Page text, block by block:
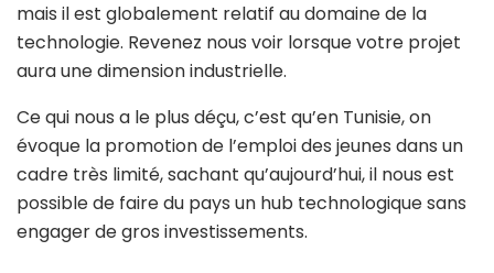
mais il est globalement relatif au domaine de la
technologie. Revenez nous voir lorsque votre projet
aura une dimension industrielle.
Ce qui nous a le plus déçu, c’est qu’en Tunisie, on
évoque la promotion de l’emploi des jeunes dans un
cadre très limité, sachant qu’aujourd’hui, il nous est
possible de faire du pays un hub technologique sans
engager de gros investissements.